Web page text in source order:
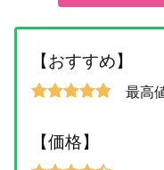
【おすすめ】
最高
【価格】